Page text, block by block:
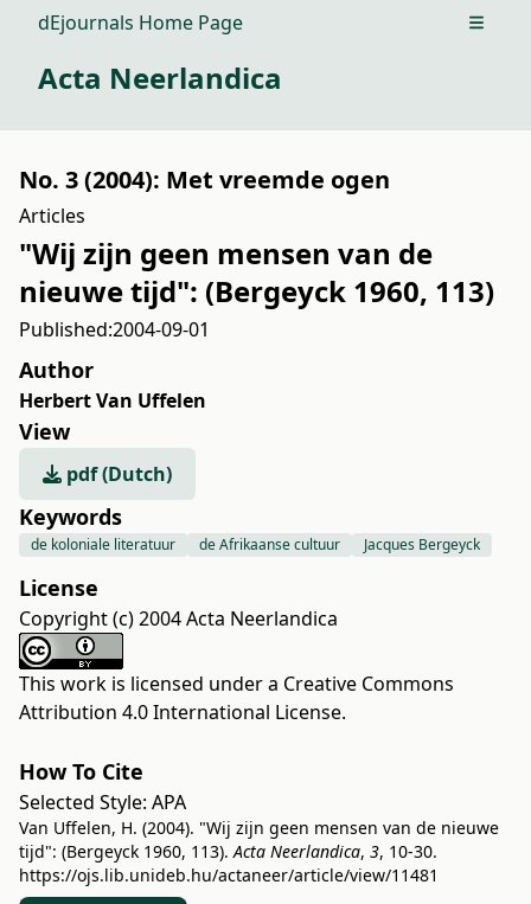
dEjournals Home Page Open
Acta Neerlandica
No. 3 (2004): Met vreemde ogen
Articles
"Wij zijn geen mensen van de
nieuwe tijd": (Bergeyck 1960, 113)
Published:2004-09-01
Author
Herbert Van Uffelen
View
pdf (Dutch)
Keywords
de koloniale literatuur de Afrikaanse cultuur Jacques Bergeyck
License
Copyright (c) 2004 Acta Neerlandica
This work is licensed under a Creative Commons
Attribution 4.0 International License.
How To Cite
Selected Style: APA
Van Uffelen, H. (2004). "Wij zijn geen mensen van de nieuwe
tijd": (Bergeyck 1960, 113).Acta Neerlandica, 3, 10-30.
https://ojs.lib.unideb.hu/actaneer/article/view/11481